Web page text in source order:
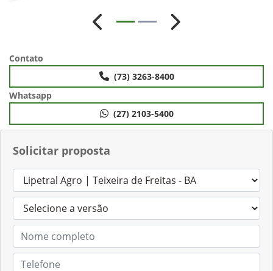
Solicitar proposta
Anterior Próximo
Contato
(73) 3263-8400
Whatsapp
(27) 2103-5400